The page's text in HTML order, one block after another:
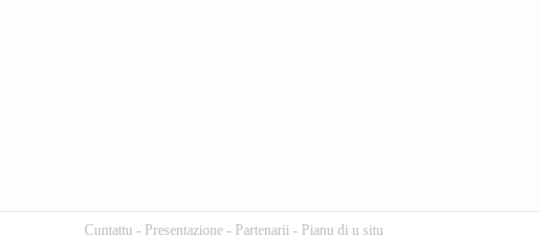
Cuntattu - Presentazione - Partenarii - Pianu di u situ